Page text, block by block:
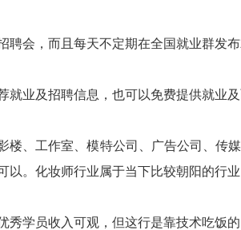
聘会，而且每天不定期在全国就业群发
就业及招聘信息，也可以免费提供就业及
楼、工作室、模特公司、广告公司、传
以。化妆师行业属于当下比较朝阳的行业
秀学员收入可观，但这行是靠技术吃饭的